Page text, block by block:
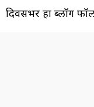
दिवसभर हा ब्लॉग